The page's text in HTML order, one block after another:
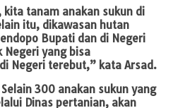
tanam anakan sukun di
itu, dikawasan hutan
Bupati dan di Negeri
Negeri yang bisa
Negeri terebut,” kata Arsad.
300 anakan sukun yang
Dinas pertanian, akan